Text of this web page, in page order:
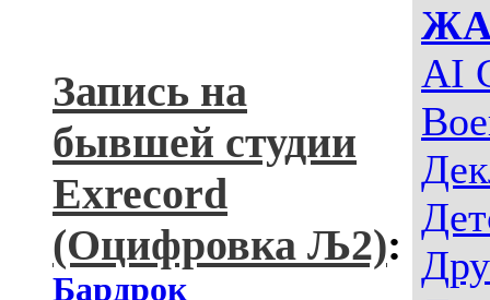
AI
Запись на
бывшей студии
Exrecord
(Оцифровка Љ2):
Бардрок